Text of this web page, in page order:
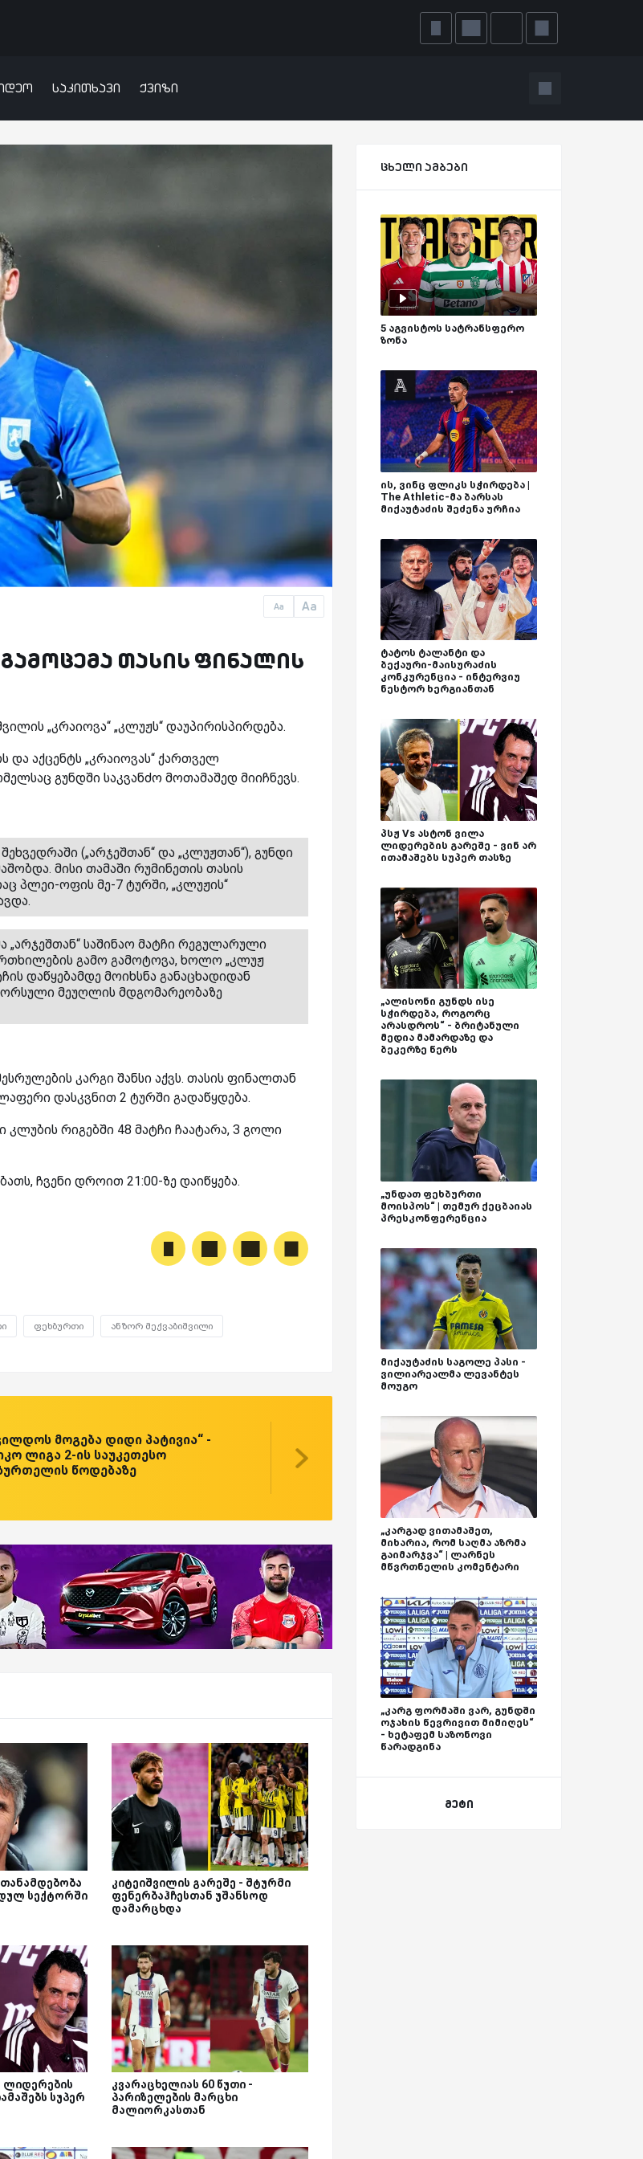
საკითხავი ქვიზი
Aa Aa
გამოცემა თასის ფინალის
„კრაიოვა“ „კლუჟს“ დაუპირისპირდება.
და აქცენტს „კრაიოვას“ ქართველ
გუნდში საკვანძო მოთამაშედ მიიჩნევს.
(„არჯეშთან“ და „კლუჟთან“), გუნდი
მისი თამაში რუმინეთის თასის
პლეი-ოფის მე-7 ტურში, „კლუჟის“
საშინაო მატჩი რეგულარული
გამო გამოტოვა, ხოლო „კლუჟ
დაწყებამდე მოიხსნა განაცხადიდან
მეუღლის მდგომარეობაზე
კარგი შანსი აქვს. თასის ფინალთან
დასკვნით 2 ტურში გადაწყდება.
კლუბის რიგებში 48 მატჩი ჩაატარა, 3 გოლი
ჩვენი დროით 21:00-ზე დაიწყება.
ფეხბურთი ანზორ მექვაბიშვილი
მოგება დიდი პატივია“ -
ლიგა 2-ის საუკეთესო
წოდებაზე
სექტორში
კიტეიშვილის გარეშე - შტურმი
ფენერბაჰჩესთან უშანსოდ
დამარცხდა
ლიდერების
სუპერ
კვარაცხელიას 60 წუთი -
პარიზელების მარცხი
მალიორკასთან
ცხელი ამბები
5 აგვისტოს სატრანსფერო
ზონა
ის, ვინც ფლიკს სჭირდება |
The Athletic-მა ბარსას
მიქაუტაძის შეძენა ურჩია
ტატოს ტალანტი და
ბექაური-მაისურაძის
კონკურენცია - ინტერვიუ
ნესტორ ხერგიანთან
პსჟ Vs ასტონ ვილა
ლიდერების გარეშე - ვინ არ
ითამაშებს სუპერ თასზე
„ალისონი გუნდს ისე
სჭირდება, როგორც
არასდროს“ - ბრიტანული
მედია მამარდაზე და
ბეკერზე წერს
„უნდათ ფეხბურთი
მოისპოს“ | თემურ ქეცბაიას
პრესკონფერენცია
მიქაუტაძის საგოლე პასი -
ვილიარეალმა ლევანტეს
მოუგო
„კარგად ვითამაშეთ,
მიხარია, რომ საღმა აზრმა
გაიმარჯვა“ | ლარნეს
მწვრთნელის კომენტარი
„კარგ ფორმაში ვარ, გუნდში
ოჯახის წევრივით მიმიღეს“
- ხეტაფემ საზონოვი
წარადგინა
მეტი